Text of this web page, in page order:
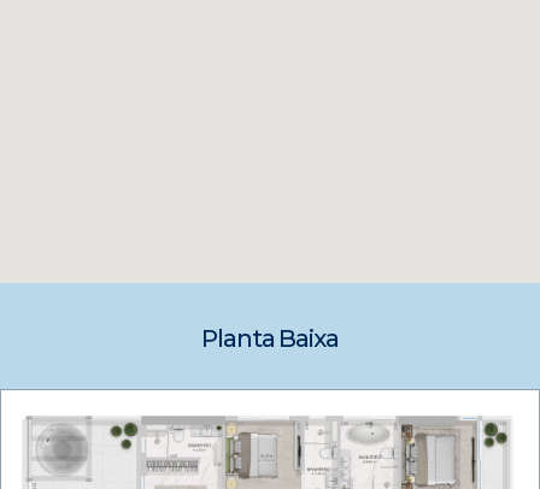
Planta Baixa